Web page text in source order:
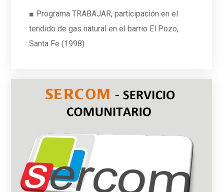
■ Programa TRABAJAR, participación en el
tendido de gas natural en el barrio El Pozo,
Santa Fe (1998).